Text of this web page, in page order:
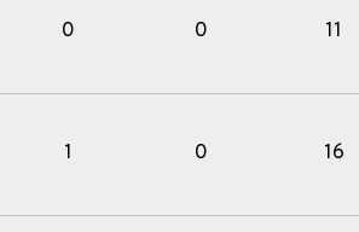
0 0 11
1 0 16